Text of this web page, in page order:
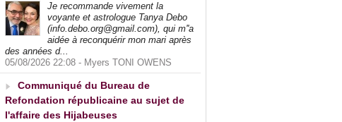
Je recommande vivement la
voyante et astrologue Tanya Debo
(info.debo.org@gmail.com), qui m''a
aidée à reconquérir mon mari après
des années d...
05/08/2026 22:08 - Myers TONI OWENS
Communiqué du Bureau de
Refondation républicaine au sujet de
l'affaire des Hijabeuses